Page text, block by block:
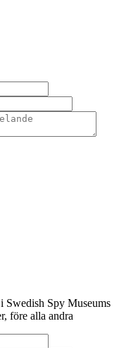
Swedish Spy Museums
före alla andra